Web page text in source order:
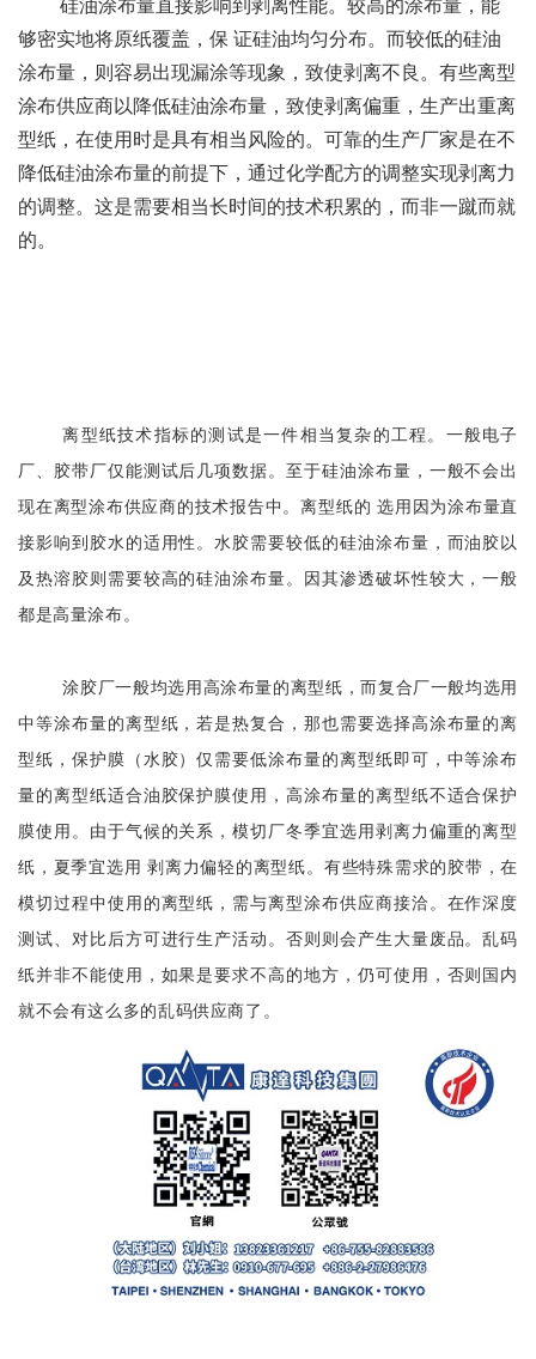
硅油涂布量直接影响到剥离性能。较高的涂布量，能
够密实地将原纸覆盖，保 证硅油均匀分布。而较低的硅油
涂布量，则容易出现漏涂等现象，致使剥离不良。有些离型
涂布供应商以降低硅油涂布量，致使剥离偏重，生产出重离
型纸，在使用时是具有相当风险的。可靠的生产厂家是在不
降低硅油涂布量的前提下，通过化学配方的调整实现剥离力
的调整。这是需要相当长时间的技术积累的，而非一蹴而就
的。
离型纸技术指标的测试是一件相当复杂的工程。一般电子
厂、胶带厂仅能测试后几项数据。至于硅油涂布量，一般不会出
现在离型涂布供应商的技术报告中。离型纸的 选用因为涂布量直
接影响到胶水的适用性。水胶需要较低的硅油涂布量，而油胶以
及热溶胶则需要较高的硅油涂布量。因其渗透破坏性较大，一般
都是高量涂布。
涂胶厂一般均选用高涂布量的离型纸，而复合厂一般均选用
中等涂布量的离型纸，若是热复合，那也需要选择高涂布量的离
型纸，保护膜（水胶）仅需要低涂布量的离型纸即可，中等涂布
量的离型纸适合油胶保护膜使用，高涂布量的离型纸不适合保护
膜使用。由于气候的关系，模切厂冬季宜选用剥离力偏重的离型
纸，夏季宜选用 剥离力偏轻的离型纸。有些特殊需求的胶带，在
模切过程中使用的离型纸，需与离型涂布供应商接洽。在作深度
测试、对比后方可进行生产活动。否则则会产生大量废品。乱码
纸并非不能使用，如果是要求不高的地方，仍可使用，否则国内
就不会有这么多的乱码供应商了。